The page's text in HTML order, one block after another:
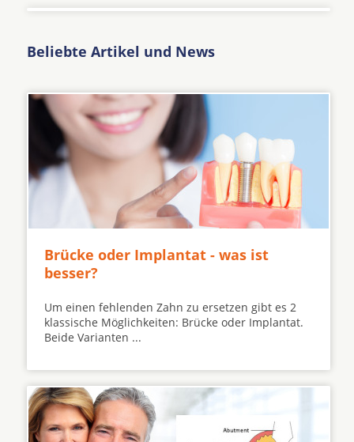
Beliebte Artikel und News
Brücke oder Implantat - was ist
besser?
Um einen fehlenden Zahn zu ersetzen gibt es 2
klassische Möglichkeiten: Brücke oder Implantat.
Beide Varianten ...